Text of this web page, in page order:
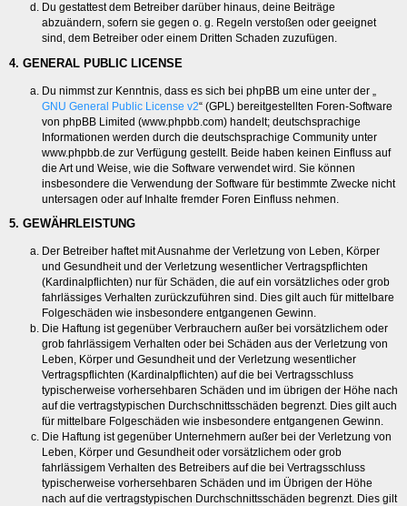
Du gestattest dem Betreiber darüber hinaus, deine Beiträge
abzuändern, sofern sie gegen o. g. Regeln verstoßen oder geeignet
sind, dem Betreiber oder einem Dritten Schaden zuzufügen.
4. GENERAL PUBLIC LICENSE
Du nimmst zur Kenntnis, dass es sich bei phpBB um eine unter der „
GNU General Public License v2“ (GPL) bereitgestellten Foren-Software
von phpBB Limited (www.phpbb.com) handelt; deutschsprachige
Informationen werden durch die deutschsprachige Community unter
www.phpbb.de zur Verfügung gestellt. Beide haben keinen Einfluss auf
die Art und Weise, wie die Software verwendet wird. Sie können
insbesondere die Verwendung der Software für bestimmte Zwecke nicht
untersagen oder auf Inhalte fremder Foren Einfluss nehmen.
5. GEWÄHRLEISTUNG
Der Betreiber haftet mit Ausnahme der Verletzung von Leben, Körper
und Gesundheit und der Verletzung wesentlicher Vertragspflichten
(Kardinalpflichten) nur für Schäden, die auf ein vorsätzliches oder grob
fahrlässiges Verhalten zurückzuführen sind. Dies gilt auch für mittelbare
Folgeschäden wie insbesondere entgangenen Gewinn.
Die Haftung ist gegenüber Verbrauchern außer bei vorsätzlichem oder
grob fahrlässigem Verhalten oder bei Schäden aus der Verletzung von
Leben, Körper und Gesundheit und der Verletzung wesentlicher
Vertragspflichten (Kardinalpflichten) auf die bei Vertragsschluss
typischerweise vorhersehbaren Schäden und im übrigen der Höhe nach
auf die vertragstypischen Durchschnittsschäden begrenzt. Dies gilt auch
für mittelbare Folgeschäden wie insbesondere entgangenen Gewinn.
Die Haftung ist gegenüber Unternehmern außer bei der Verletzung von
Leben, Körper und Gesundheit oder vorsätzlichem oder grob
fahrlässigem Verhalten des Betreibers auf die bei Vertragsschluss
typischerweise vorhersehbaren Schäden und im Übrigen der Höhe
nach auf die vertragstypischen Durchschnittsschäden begrenzt. Dies gilt